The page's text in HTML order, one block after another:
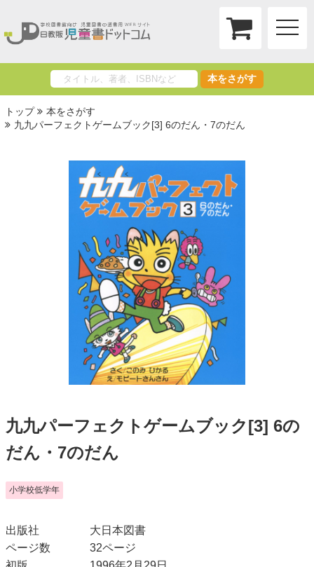
toggle
本をさがす
トップ
本をさがす
九九パーフェクトゲームブック[3] 6のだん・7のだん
九九パーフェクトゲームブック[3] 6の
だん・7のだん
小学校低学年
出版社
大日本図書
ページ数
32ページ